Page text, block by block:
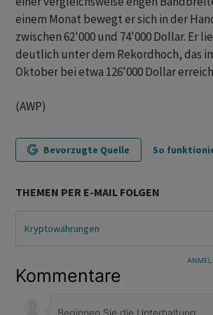
einem Monat bewegt er sich in der
zwischen 62'000 und 74'000 Dollar. Er
deutlich unter dem Rekordhoch, das
Oktober bei etwa 126'000 Dollar
(AWP)
Bevorzugte Quelle So
THEMEN PER E-MAIL FOLGEN
Kryptowährungen
Kommentare